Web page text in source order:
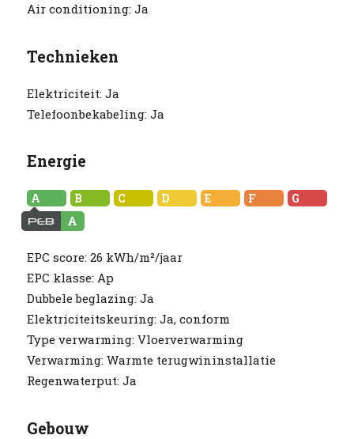
Air conditioning: Ja
Technieken
Elektriciteit: Ja
Telefoonbekabeling: Ja
Energie
A
EPC score: 26 kWh/m²/jaar
EPC klasse: Ap
Dubbele beglazing: Ja
Elektriciteitskeuring: Ja, conform
Type verwarming: Vloerverwarming
Verwarming: Warmte terugwininstallatie
Regenwaterput: Ja
Gebouw